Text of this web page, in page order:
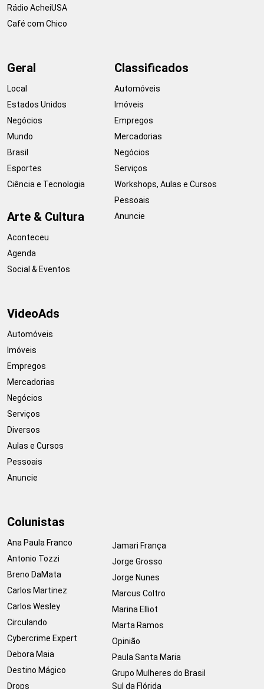
Rádio AcheiUSA
Café com Chico
Geral
Local
Estados Unidos
Negócios
Mundo
Brasil
Esportes
Ciência e Tecnologia
Arte & Cultura
Aconteceu
Agenda
Social & Eventos
Classificados
Automóveis
Imóveis
Empregos
Mercadorias
Negócios
Serviços
Workshops, Aulas e Cursos
Pessoais
Anuncie
VideoAds
Automóveis
Imóveis
Empregos
Mercadorias
Negócios
Serviços
Diversos
Aulas e Cursos
Pessoais
Anuncie
Colunistas
Ana Paula Franco
Antonio Tozzi
Breno DaMata
Carlos Martinez
Carlos Wesley
Circulando
Cybercrime Expert
Debora Maia
Destino Mágico
Drops
Jamari França
Jorge Grosso
Jorge Nunes
Marcus Coltro
Marina Elliot
Marta Ramos
Opinião
Paula Santa Maria
Grupo Mulheres do Brasil
Sul da Flórida